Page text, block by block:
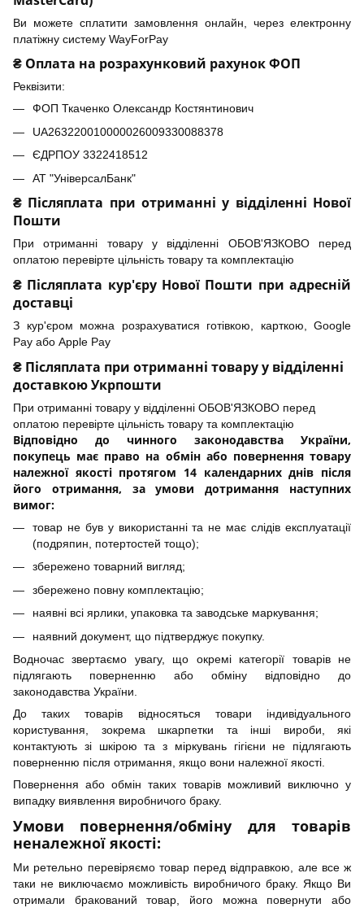
Ви можете сплатити замовлення онлайн, через електронну
платіжну систему WayForPay
₴ Оплата на розрахунковий рахунок ФОП
Реквізити:
ФОП Ткаченко Олександр Костянтинович
UA263220010000026009330088378
ЄДРПОУ 3322418512
АТ "УніверсалБанк"
₴ Післяплата при отриманні у відділенні Нової
Пошти
При отриманні товару у відділенні ОБОВ'ЯЗКОВО перед
оплатою перевірте цільність товару та комплектацію
₴ Післяплата кур'єру Нової Пошти при адресній
доставці
З кур'єром можна розрахуватися готівкою, карткою, Google
Pay або Apple Pay
₴ Післяплата при отриманні товару у відділенні
доставкою Укрпошти
При отриманні товару у відділенні ОБОВ'ЯЗКОВО перед
оплатою перевірте цільність товару та комплектацію
Відповідно до чинного законодавства України,
покупець має право на обмін або повернення товару
належної якості протягом 14 календарних днів після
його отримання, за умови дотримання наступних
вимог:
товар не був у використанні та не має слідів експлуатації
(подряпин, потертостей тощо);
збережено товарний вигляд;
збережено повну комплектацію;
наявні всі ярлики, упаковка та заводське маркування;
наявний документ, що підтверджує покупку.
Водночас звертаємо увагу, що окремі категорії товарів не
підлягають поверненню або обміну відповідно до
законодавства України.
До таких товарів відносяться товари індивідуального
користування, зокрема шкарпетки та інші вироби, які
контактують зі шкірою та з міркувань гігієни не підлягають
поверненню після отримання, якщо вони належної якості.
Повернення або обмін таких товарів можливий виключно у
випадку виявлення виробничого браку.
Умови повернення/обміну для товарів
неналежної якості:
Ми ретельно перевіряємо товар перед відправкою, але все ж
таки не виключаємо можливість виробничого браку. Якщо Ви
отримали бракований товар, його можна повернути або